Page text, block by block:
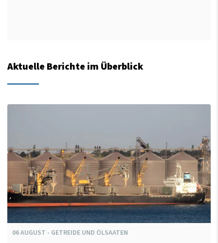
Aktuelle Berichte im Überblick
06AUGUST - GETREIDE UND ÖLSAATEN